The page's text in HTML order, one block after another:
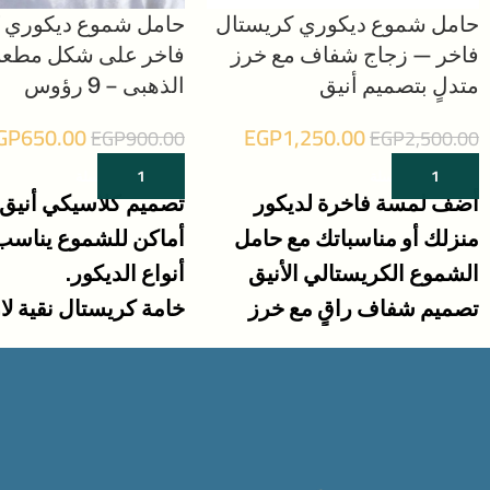
حامل شموع ديكوري كريستال
فاخر — زجاج شفاف مع خرز
متدلٍ بتصميم أنيق
EGP2,500.00
EGP1,250.00
إضافة إلى السلة
أضف لمسة فاخرة لديكور
منزلك أو مناسباتك مع حامل
الشموع الكريستالي الأنيق
تصميم شفاف راقٍ مع خرز
كريستال متدلٍ يعكس الإضاءة
حامل شموع ديكوري
فاخر على شكل
الذهبى – 9 رؤوس
EGP900.00
650.00
إضافة إلى السلة
أماكن للشموع
أنواع الديكور.
خامة كريستال نقية
لمسات ذهبية تضيف